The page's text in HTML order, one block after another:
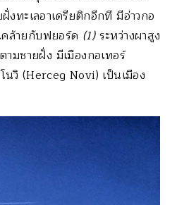
งทะเลอาเดรียติกอีกที มีอ่าวกอ
ล้ายกับฟยอร์ด (1)ระหว่างผาสูง
ามชายฝั่ง มีเมืองกอเทอร์
นวิ (Herceg Novi) เป็นเมือง